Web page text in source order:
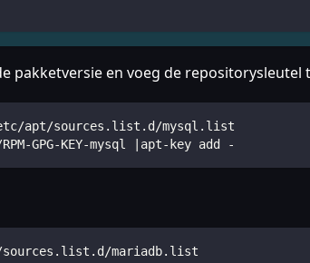
pakketversie en voeg de repositorysleutel
apt/sources.list.d/mysql.list
GPG-KEY-mysql |apt-key add -
mariadb.list